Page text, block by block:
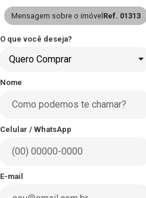
Mensagem sobre o imóvel Ref. 01313
O que você deseja?
Quero Comprar
Nome
Celular / WhatsApp
E-mail